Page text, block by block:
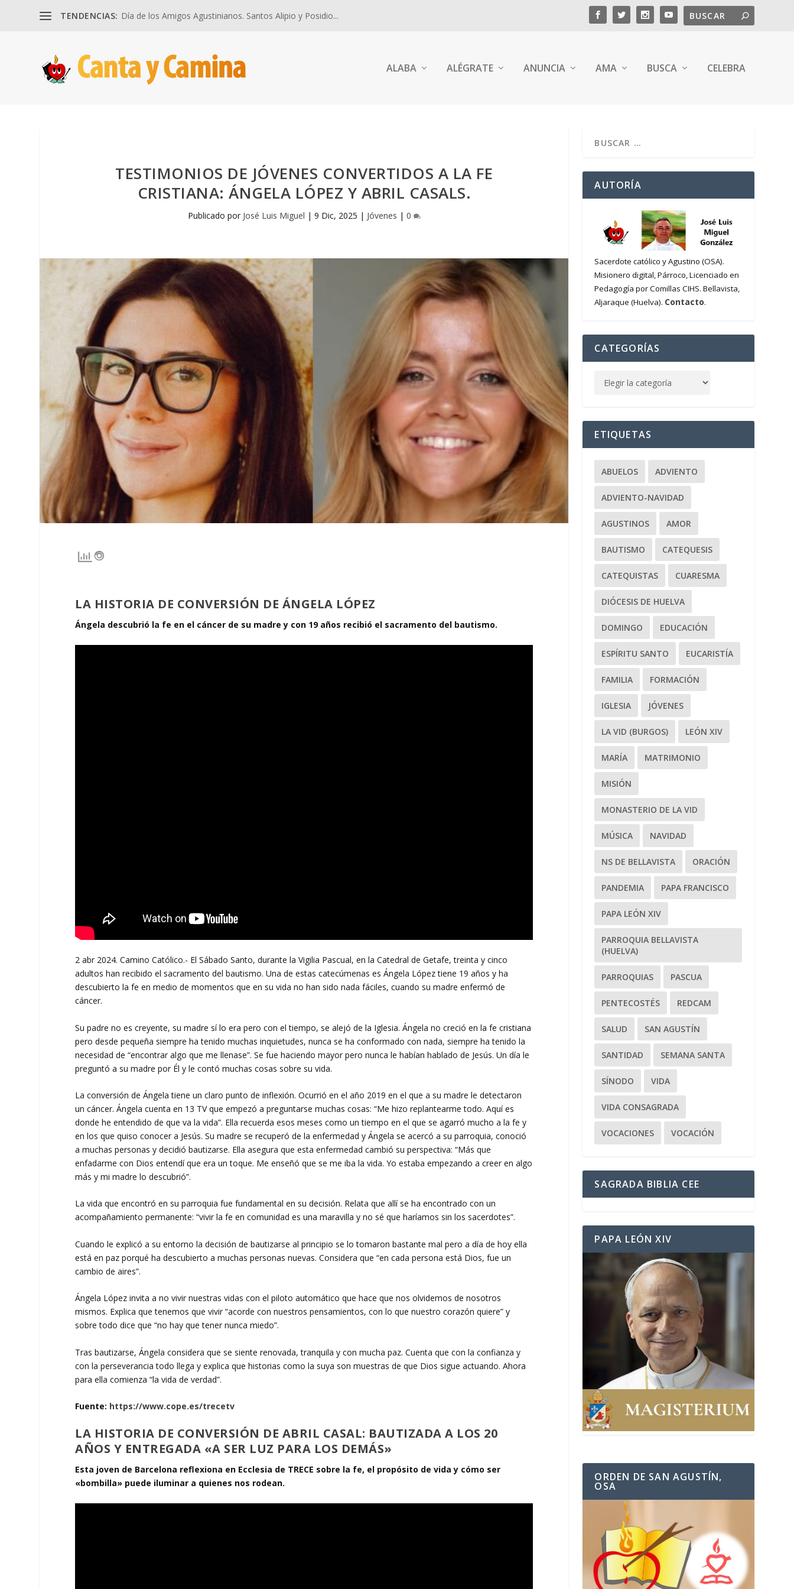
TENDENCIAS: Día de los Amigos Agustinianos. Santos Alipio y Posidio...
ALABA ALÉGRATE ANUNCIA AMA BUSCA CELEBRA
TESTIMONIOS DE JÓVENES CONVERTIDOS A LA FE
CRISTIANA: ÁNGELA LÓPEZ Y ABRIL CASALS.
Publicado por José Luis Miguel | 9 Dic, 2025 | Jóvenes | 0
LA HISTORIA DE CONVERSIÓN DE ÁNGELA LÓPEZ
Ángela descubrió la fe en el cáncer de su madre y con 19 años recibió el sacramento del bautismo.
2 abr 2024. Camino Católico.- El Sábado Santo, durante la Vigilia Pascual, en la Catedral de Getafe, treinta y cinco
adultos han recibido el sacramento del bautismo. Una de estas catecúmenas es Ángela López tiene 19 años y ha
descubierto la fe en medio de momentos que en su vida no han sido nada fáciles, cuando su madre enfermó de
cáncer.
Su padre no es creyente, su madre sí lo era pero con el tiempo, se alejó de la Iglesia. Ángela no creció en la fe cristiana
pero desde pequeña siempre ha tenido muchas inquietudes, nunca se ha conformado con nada, siempre ha tenido la
necesidad de “encontrar algo que me llenase”. Se fue haciendo mayor pero nunca le habían hablado de Jesús. Un día le
preguntó a su madre por Él y le contó muchas cosas sobre su vida.
La conversión de Ángela tiene un claro punto de inflexión. Ocurrió en el año 2019 en el que a su madre le detectaron
un cáncer. Ángela cuenta en 13 TV que empezó a preguntarse muchas cosas: “Me hizo replantearme todo. Aquí es
donde he entendido de que va la vida”. Ella recuerda esos meses como un tiempo en el que se agarró mucho a la fe y
en los que quiso conocer a Jesús. Su madre se recuperó de la enfermedad y Ángela se acercó a su parroquia, conoció
a muchas personas y decidió bautizarse. Ella asegura que esta enfermedad cambió su perspectiva: “Más que
enfadarme con Dios entendí que era un toque. Me enseñó que se me iba la vida. Yo estaba empezando a creer en algo
más y mi madre lo descubrió”.
La vida que encontró en su parroquia fue fundamental en su decisión. Relata que allí se ha encontrado con un
acompañamiento permanente: “vivir la fe en comunidad es una maravilla y no sé que haríamos sin los sacerdotes”.
Cuando le explicó a su entorno la decisión de bautizarse al principio se lo tomaron bastante mal pero a día de hoy ella
está en paz porqué ha descubierto a muchas personas nuevas. Considera que “en cada persona está Dios, fue un
cambio de aires”.
Ángela López invita a no vivir nuestras vidas con el piloto automático que hace que nos olvidemos de nosotros
mismos. Explica que tenemos que vivir “acorde con nuestros pensamientos, con lo que nuestro corazón quiere” y
sobre todo dice que “no hay que tener nunca miedo”.
Tras bautizarse, Ángela considera que se siente renovada, tranquila y con mucha paz. Cuenta que con la confianza y
con la perseverancia todo llega y explica que historias como la suya son muestras de que Dios sigue actuando. Ahora
para ella comienza “la vida de verdad”.
Fuente: https://www.cope.es/trecetv
LA HISTORIA DE CONVERSIÓN DE ABRIL CASAL: BAUTIZADA A LOS 20
AÑOS Y ENTREGADA «A SER LUZ PARA LOS DEMÁS»
Esta joven de Barcelona reflexiona en Ecclesia de TRECE sobre la fe, el propósito de vida y cómo ser
«bombilla» puede iluminar a quienes nos rodean.
AUTORÍA
Sacerdote católico y Agustino (OSA).
Misionero digital, Párroco, Licenciado en
Pedagogía por Comillas CIHS. Bellavista,
Aljaraque (Huelva). Contacto.
CATEGORÍAS
ETIQUETAS
ABUELOS ADVIENTO
ADVIENTO-NAVIDAD
AGUSTINOS AMOR
BAUTISMO CATEQUESIS
CATEQUISTAS CUARESMA
DIÓCESIS DE HUELVA
DOMINGO EDUCACIÓN
ESPÍRITU SANTO EUCARISTÍA
FAMILIA FORMACIÓN
IGLESIA JÓVENES
LA VID (BURGOS) LEÓN XIV
MARÍA MATRIMONIO
MISIÓN
MONASTERIO DE LA VID
MÚSICA NAVIDAD
NS DE BELLAVISTA ORACIÓN
PANDEMIA PAPA FRANCISCO
PAPA LEÓN XIV
PARROQUIA BELLAVISTA
(HUELVA)
PARROQUIAS PASCUA
PENTECOSTÉS REDCAM
SALUD SAN AGUSTÍN
SANTIDAD SEMANA SANTA
SÍNODO VIDA
VIDA CONSAGRADA
VOCACIONES VOCACIÓN
SAGRADA BIBLIA CEE
PAPA LEÓN XIV
ORDEN DE SAN AGUSTÍN,
OSA